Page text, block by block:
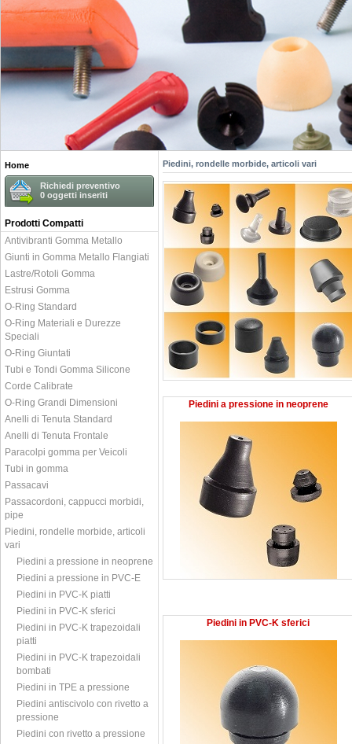
Home
Richiedi preventivo
0 oggetti inseriti
Prodotti Compatti
Antivibranti Gomma Metallo
Giunti in Gomma Metallo Flangiati
Lastre/Rotoli Gomma
Estrusi Gomma
O-Ring Standard
O-Ring Materiali e Durezze
Speciali
O-Ring Giuntati
Tubi e Tondi Gomma Silicone
Corde Calibrate
O-Ring Grandi Dimensioni
Anelli di Tenuta Standard
Anelli di Tenuta Frontale
Paracolpi gomma per Veicoli
Tubi in gomma
Passacavi
Passacordoni, cappucci morbidi,
pipe
Piedini, rondelle morbide, articoli
vari
Piedini a pressione in neoprene
Piedini a pressione in PVC-E
Piedini in PVC-K piatti
Piedini in PVC-K sferici
Piedini in PVC-K trapezoidali
piatti
Piedini in PVC-K trapezoidali
bombati
Piedini in TPE a pressione
Piedini antiscivolo con rivetto a
pressione
Piedini con rivetto a pressione
Piedini, rondelle morbide, articoli vari
Piedini a pressione in neoprene
Piedini in PVC-K sferici